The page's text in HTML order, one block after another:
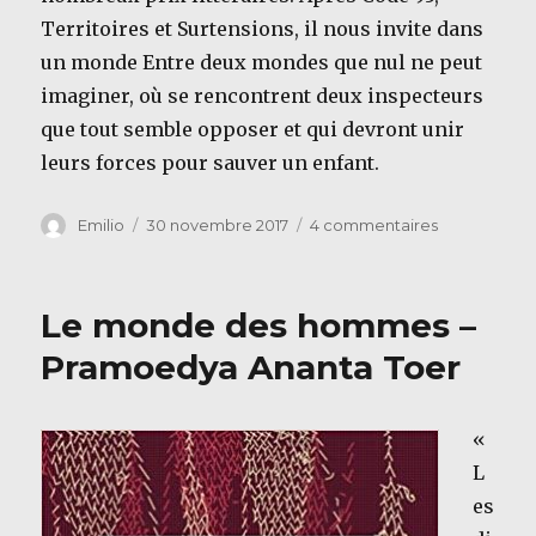
Territoires et Surtensions, il nous invite dans
un monde Entre deux mondes que nul ne peut
imaginer, où se rencontrent deux inspecteurs
que tout semble opposer et qui devront unir
leurs forces pour sauver un enfant.
Auteur
Emilio
Publié
30 novembre 2017 4 commentairessur
–
Norek
Le monde des hommes –
Pramoedya Ananta Toer
«
L
es